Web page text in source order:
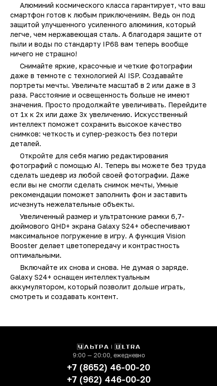
Алюминий космического класса гарантирует, что ваш
смартфон готов к любым приключениям. Ведь он под
защитой улучшенного усиленного алюминия, который
легче, чем нержавеющая сталь. А благодаря защите от
пыли и воды по стандарту IP68 вам теперь вообще
ничего не страшно!
Снимайте яркие, красочные и четкие фотографии
даже в темноте с технологией AI ISP. Создавайте
портреты мечты. Увеличьте масштаб в 2 или даже в 3
раза. Расстояние и освещенность больше не имеют
значения. Просто продолжайте увеличивать. Перейдите
от 1x к 2x или даже 3x увеличению. Искусственный
интеллект поможет сохранить высокое качество
снимков: четкость и супер-резкость без потери
деталей.
Откройте для себя магию редактирования
фотографий с помощью AI. Теперь вы можете без труда
сделать шедевр из любой своей фотографии. Даже
если вы не смогли сделать снимок мечты, Умные
рекомендации поможет заполнить фон и заставить
исчезнуть нежелательные объекты.
Увеличенный размер и ультратонкие рамки 6,7-
дюймового QHD+ экрана Galaxy S24+ обеспечивают
максимальное погружение в игру. А функция Vision
Booster делает цветопередачу и контрастность
оптимальными.
Включайте их снова и снова. Не думая о заряде.
Galaxy S24+ оснащен интеллектуальным
аккумулятором, который позволит дольше играть,
смотреть и создавать контент.
память
16346, 16344,
Galaxy S24
система
Android
LTE (4G)
сеть
SIM-карт
память
память
Exynos 2400,
Snapdragon 8 Gen
ядер
фотокамера
камера
NFC
от пыли и влаги
карт памяти
отпечатка пальца
разъема для зарядки
аккумулятора
экрана (Дюйм)
9:00 — 20:00, ежедневно
+7 (8652) 46-00-20
+7 (962) 446-00-20